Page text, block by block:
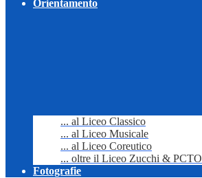
Orientamento
... al Liceo Classico
... al Liceo Musicale
... al Liceo Coreutico
... oltre il Liceo Zucchi & PCTO
Fotografie